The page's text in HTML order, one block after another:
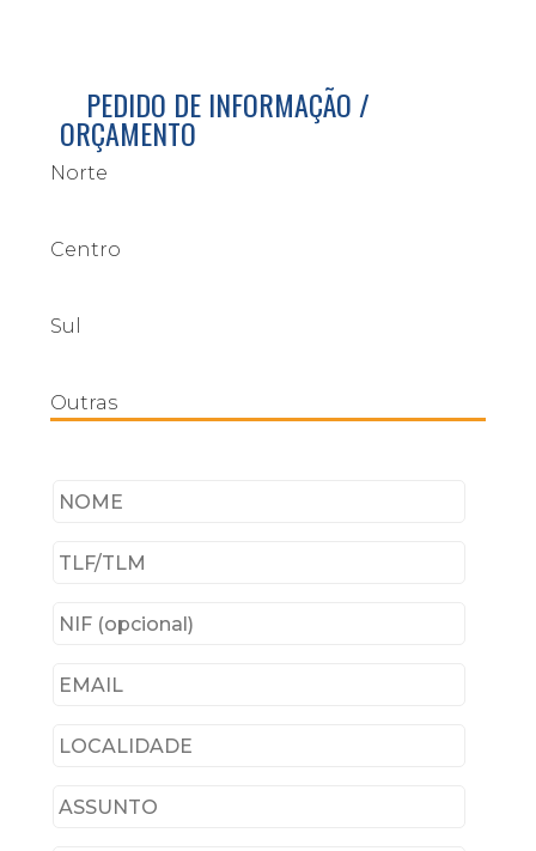
PEDIDO DE INFORMAÇÃO /
ORÇAMENTO
Norte
Centro
Sul
Outras